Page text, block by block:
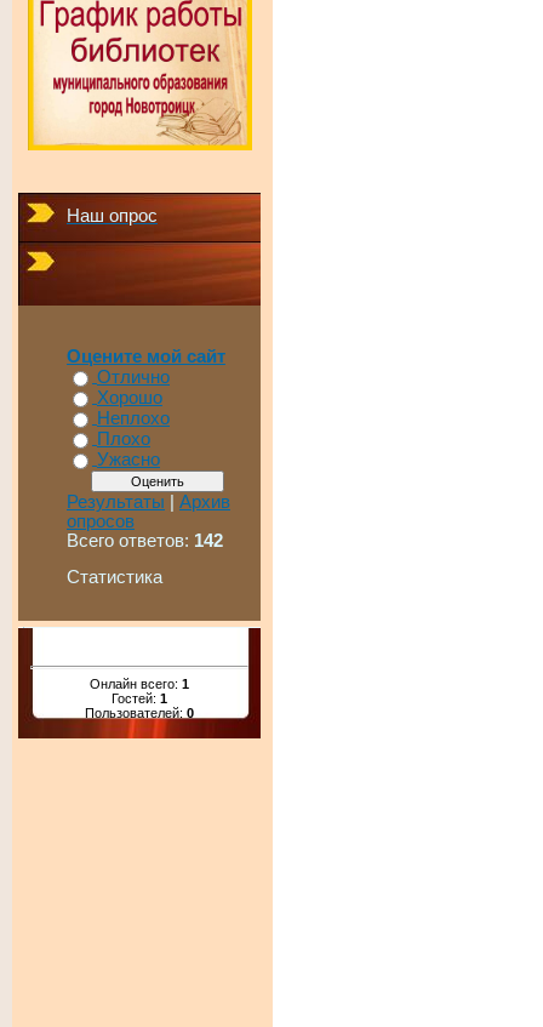
Наш опрос
Оцените мой сайт
Отлично
Хорошо
Неплохо
Плохо
Ужасно
Результаты | Архив
опросов
Всего ответов: 142
Статистика
Онлайн всего: 1
Гостей: 1
Пользователей: 0